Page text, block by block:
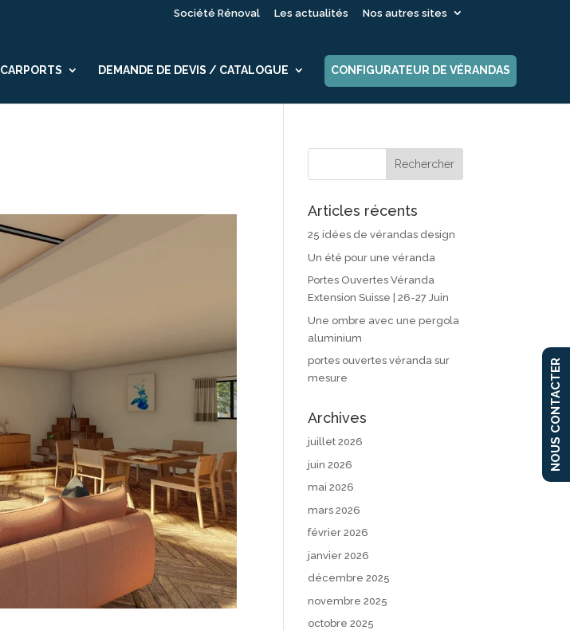
Société Rénoval Les actualités Nos autres sites
CARPORTS DEMANDE DE DEVIS / CATALOGUE CONFIGURATEUR DE VÉRANDAS
Articles récents
25 idées de vérandas design
Un été pour une véranda
Portes Ouvertes Véranda
Extension Suisse | 26-27 Juin
Une ombre avec une pergola
aluminium
portes ouvertes véranda sur
mesure
Archives
juillet 2026
juin 2026
mai 2026
mars 2026
février 2026
janvier 2026
décembre 2025
novembre 2025
octobre 2025
NOUS CONTACTER